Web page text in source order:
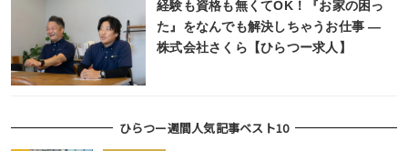
経験も資格も無くてOK！『お家の困っ
た』をなんでも解決しちゃうお仕事 ―
株式会社さくら【ひらつー求人】
ひらつー週間人気記事ベスト10